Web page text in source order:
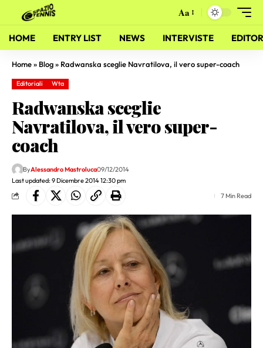
Aa
HOME ENTRY LIST NEWS INTERVISTE
Home» Blog» Radwanska sceglie Navratilova, il vero super-coach
Editoriali Wta
Radwanska sceglie
Navratilova, il vero super-
coach
Last updated: 9 Dicembre 2014 12:30 pm
ByAlessandro Mastroluca09/12/2014
7 Min Read